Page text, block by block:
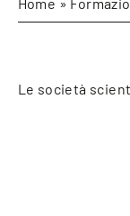
Le società